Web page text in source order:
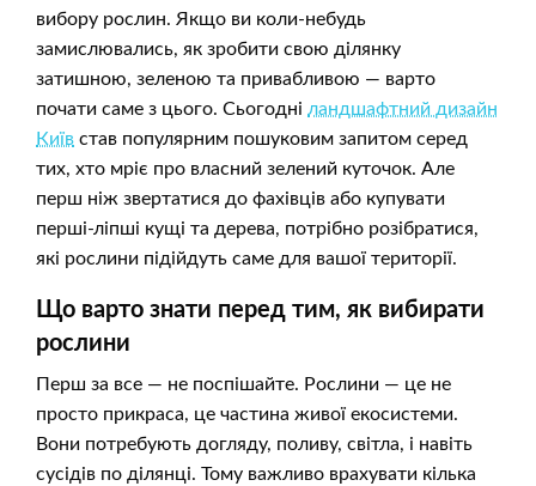
вибору рослин. Якщо ви коли-небудь
замислювались, як зробити свою ділянку
затишною, зеленою та привабливою — варто
почати саме з цього. Сьогодні ландшафтний дизайн
Київ став популярним пошуковим запитом серед
тих, хто мріє про власний зелений куточок. Але
перш ніж звертатися до фахівців або купувати
перші-ліпші кущі та дерева, потрібно розібратися,
які рослини підійдуть саме для вашої території.
Що варто знати перед тим, як вибирати
рослини
Перш за все — не поспішайте. Рослини — це не
просто прикраса, це частина живої екосистеми.
Вони потребують догляду, поливу, світла, і навіть
сусідів по ділянці. Тому важливо врахувати кілька